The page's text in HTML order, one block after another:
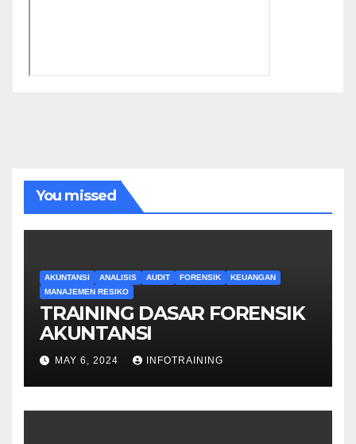
You missed
AKUNTANSI ANALISIS AUDIT FORENSIK
KEUANGAN
MANAJEMEN RESIKO
TRAINING DASAR FORENSIK
AKUNTANSI
MAY 6, 2024 INFOTRAINING